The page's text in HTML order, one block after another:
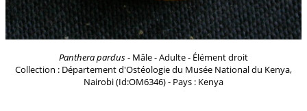
Panthera pardus- Mâle - Adulte - Élément droit
Collection : Département d'Ostéologie du Musée National du Kenya,
Nairobi (Id:OM6346) - Pays : Kenya